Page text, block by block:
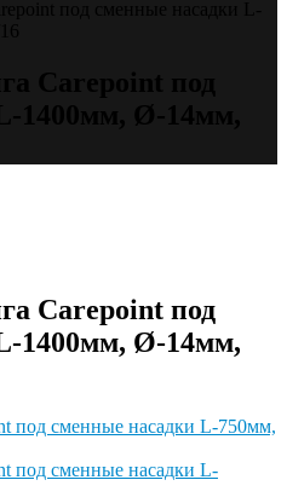
Carepoint под
1400мм, Ø-14мм,
под сменные насадки L-750мм,
под сменные насадки L-